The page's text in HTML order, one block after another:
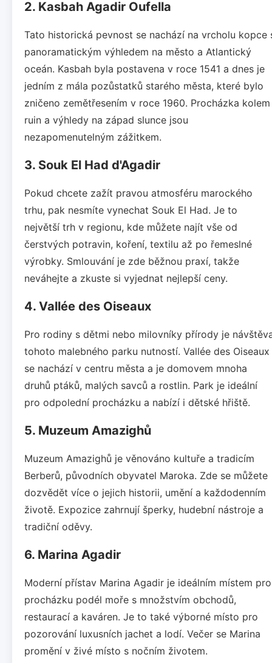
2. Kasbah Agadir Oufella
Tato historická pevnost se nachází na vrcholu kopce
panoramatickým výhledem na město a Atlantický
oceán. Kasbah byla postavena v roce 1541 a dnes je
jedním z mála pozůstatků starého města, které bylo
zničeno zemětřesením v roce 1960. Procházka kolem
ruin a výhledy na západ slunce jsou
nezapomenutelným zážitkem.
3. Souk El Had d'Agadir
Pokud chcete zažít pravou atmosféru marockého
trhu, pak nesmíte vynechat Souk El Had. Je to
největší trh v regionu, kde můžete najít vše od
čerstvých potravin, koření, textilu až po řemeslné
výrobky. Smlouvání je zde běžnou praxí, takže
neváhejte a zkuste si vyjednat nejlepší ceny.
4. Vallée des Oiseaux
Pro rodiny s dětmi nebo milovníky přírody je
tohoto malebného parku nutností. Vallée des Oiseaux
se nachází v centru města a je domovem mnoha
druhů ptáků, malých savců a rostlin. Park je ideální
pro odpolední procházku a nabízí i dětské hřiště.
5. Muzeum Amazighů
Muzeum Amazighů je věnováno kultuře a tradicím
Berberů, původních obyvatel Maroka. Zde se můžete
dozvědět více o jejich historii, umění a každodenním
životě. Expozice zahrnují šperky, hudební nástroje a
tradiční oděvy.
6. Marina Agadir
Moderní přístav Marina Agadir je ideálním místem pro
procházku podél moře s množstvím obchodů,
restaurací a kaváren. Je to také výborné místo pro
pozorování luxusních jachet a lodí. Večer se Marina
promění v živé místo s nočním životem.